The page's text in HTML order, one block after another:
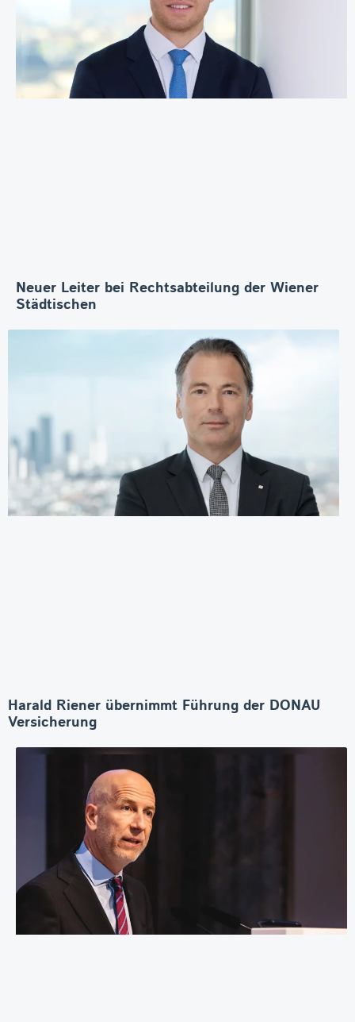
Neuer Leiter bei Rechtsabteilung der Wiener
Städtischen
Harald Riener übernimmt Führung der DONAU
Versicherung